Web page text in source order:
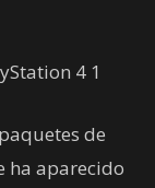
de
ha aparecido